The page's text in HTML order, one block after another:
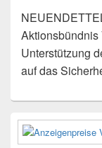
Aktionsbündnis
Unterstützung
auf das
Primärer
Seitenleisten-
Widgetbereich